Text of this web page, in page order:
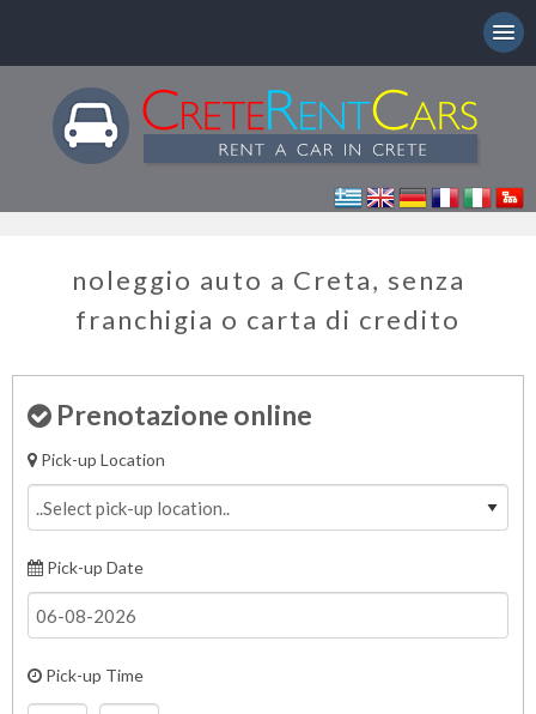
noleggio auto a Creta, senza
franchigia o carta di credito
Prenotazione online
Pick-up Location
Pick-up Date
Pick-up Time